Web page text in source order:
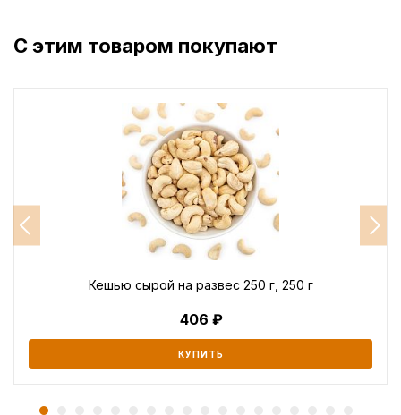
С этим товаром покупают
Кешью сырой на развес 250 г, 250 г
406
КУПИТЬ